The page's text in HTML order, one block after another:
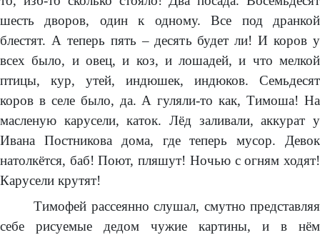
шесть дворов, один к одному. Все под дранкой
блестят. А теперь пять – десять будет ли! И коров у
всех было, и овец, и коз, и лошадей, и что мелкой
птицы, кур, утей, индюшек, индюков. Семьдесят
коров в селе было, да. А гуляли-то как, Тимоша! На
масленую карусели, каток. Лёд заливали, аккурат у
Ивана Постникова дома, где теперь мусор. Девок
натолкётся, баб! Поют, пляшут! Ночью с огням ходят!
Карусели крутят!
Тимофей рассеянно слушал, смутно представляя
себе рисуемые дедом чужие картины, и в нём